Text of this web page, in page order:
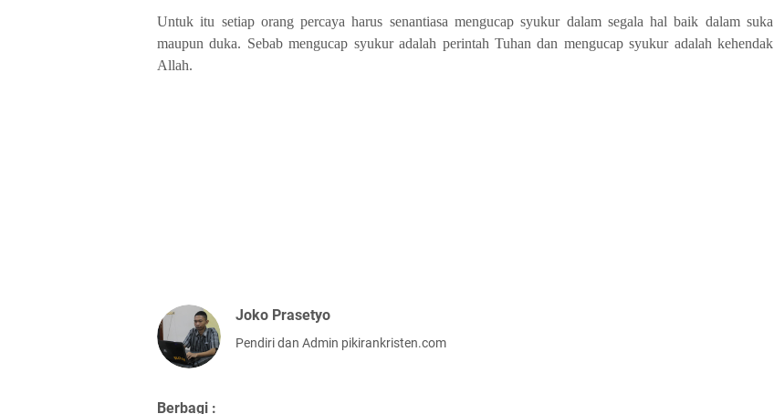
Untuk itu setiap orang percaya harus senantiasa mengucap syukur dalam segala hal baik dalam suka
maupun duka. Sebab mengucap syukur adalah perintah Tuhan dan mengucap syukur adalah kehendak
Allah.
Joko Prasetyo
Pendiri dan Admin pikirankristen.com
Berbagi :